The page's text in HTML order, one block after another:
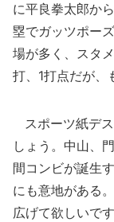
に平良拳太郎か
塁でガッツポー
場が多く、スタ
打、1打点だが、
スポーツ紙デ
しょう。中山、
間コンビが誕生
にも意地がある
広げて欲しいで